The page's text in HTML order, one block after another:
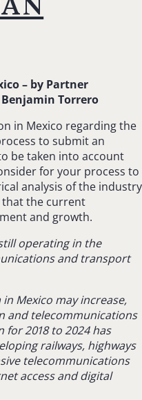
– by Partner
Torrero
in Mexico regarding the
to submit an
be taken into account
for your process to
analysis of the industry
the current
and growth.
operating in the
and transport
Mexico may increase,
and telecommunications
2018 to 2024 has
railways, highways
telecommunications
access and digital